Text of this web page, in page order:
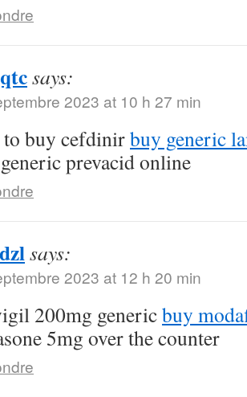
says:
2023 at 10 h 27 min
buy cefdinirbuy generic
prevacid online
says:
2023 at 12 h 20 min
200mg genericbuy
5mg over the counter